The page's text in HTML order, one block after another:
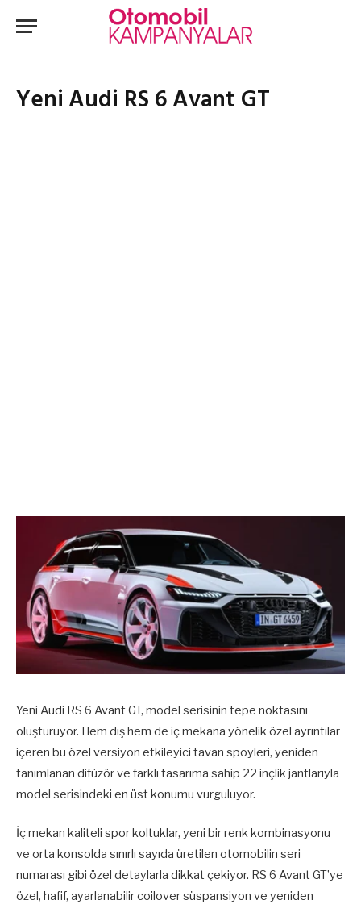
Yeni Audi RS 6 Avant GT
Yeni Audi RS 6 Avant GT, model serisinin tepe noktasını
oluşturuyor. Hem dış hem de iç mekana yönelik özel ayrıntılar
içeren bu özel versiyon etkileyici tavan spoyleri, yeniden
tanımlanan difüzör ve farklı tasarıma sahip 22 inçlik jantlarıyla
model serisindeki en üst konumu vurguluyor.
İç mekan kaliteli spor koltuklar, yeni bir renk kombinasyonu
ve orta konsolda sınırlı sayıda üretilen otomobilin seri
numarası gibi özel detaylarla dikkat çekiyor. RS 6 Avant GT’ye
özel, hafif, ayarlanabilir coilover süspansiyon ve yeniden